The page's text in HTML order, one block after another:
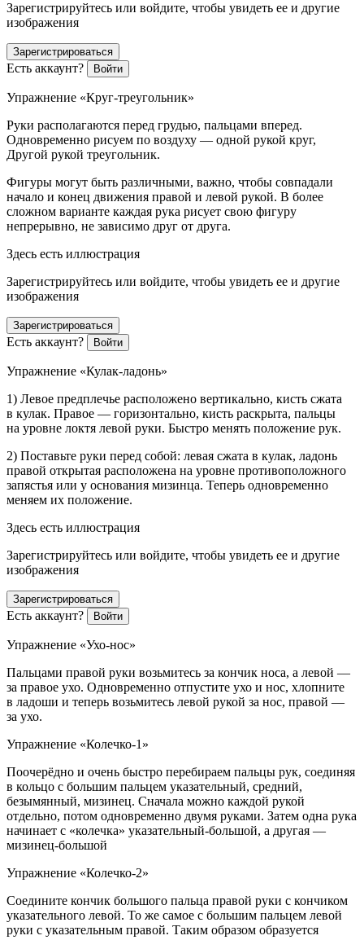
Зарегистрируйтесь или войдите, чтобы увидеть ее и другие
изображения
Зарегистрироваться
Есть аккаунт? Войти
Упражнение «Круг-треугольник»
Руки располагаются перед грудью, пальцами вперед.
Одновременно рисуем по воздуху — одной рукой круг,
Другой рукой треугольник.
Фигуры могут быть различными, важно, чтобы совпадали
начало и конец движения правой и левой рукой. В более
сложном варианте каждая рука рисует свою фигуру
непрерывно, не зависимо друг от друга.
Здесь есть иллюстрация
Зарегистрируйтесь или войдите, чтобы увидеть ее и другие
изображения
Зарегистрироваться
Есть аккаунт? Войти
Упражнение «Кулак-ладонь»
1) Левое предплечье расположено вертикально, кисть сжата
в кулак. Правое — горизонтально, кисть раскрыта, пальцы
на уровне локтя левой руки. Быстро менять положение рук.
2) Поставьте руки перед собой: левая сжата в кулак, ладонь
правой открытая расположена на уровне противоположного
запястья или у основания мизинца. Теперь одновременно
меняем их положение.
Здесь есть иллюстрация
Зарегистрируйтесь или войдите, чтобы увидеть ее и другие
изображения
Зарегистрироваться
Есть аккаунт? Войти
Упражнение «Ухо-нос»
Пальцами правой руки возьмитесь за кончик носа, а левой —
за правое ухо. Одновременно отпустите ухо и нос, хлопните
в ладоши и теперь возьмитесь левой рукой за нос, правой —
за ухо.
Упражнение «Колечко-1»
Поочерёдно и очень быстро перебираем пальцы рук, соединяя
в кольцо с большим пальцем указательный, средний,
безымянный, мизинец. Сначала можно каждой рукой
отдельно, потом одновременно двумя руками. Затем одна рука
начинает с «колечка» указательный-большой, а другая —
мизинец-большой
Упражнение «Колечко-2»
Соедините кончик большого пальца правой руки с кончиком
указательного левой. То же самое с большим пальцем левой
руки с указательным правой. Таким образом образуется